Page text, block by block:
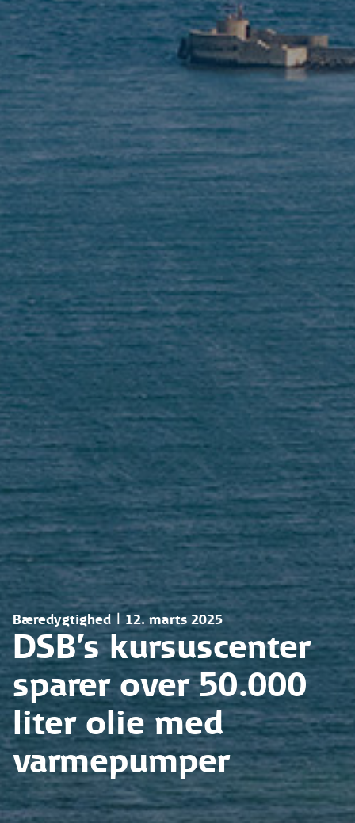
Bæredygtighed | 12. marts 2025
DSB’s kursuscenter
sparer over 50.000
liter olie med
varmepumper